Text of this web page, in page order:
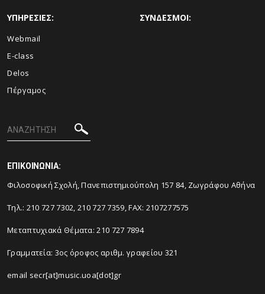
ΥΠΗΡΕΣΙΕΣ:
Webmail
E-class
Delos
Πέργαμος
ΣΥΝΔΕΣΜΟΙ:
ΕΠΙΚΟΙΝΩΝΙΑ:
Φιλοσοφική Σχολή, Πανεπιστημιούπολη 157 84, Ζωγράφου Αθήνα
Τηλ.: 210 727 7302, 210 727 7359, FAX: 2107277575
Μεταπτυχιακά Θέματα: 210 727 7894
Γραμματεία: 3ος όροφος αριθμ. γραφείου 321
email secr[at]music.uoa[dot]gr